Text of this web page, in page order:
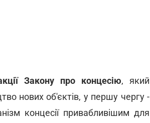
Закону про концесію, який
нових об'єктів, у першу чергу -
концесії привабливішим для